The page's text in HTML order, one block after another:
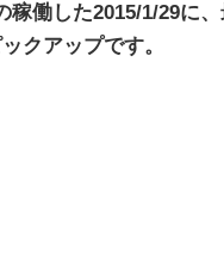
稼働した2015/1/29に
クアップです。